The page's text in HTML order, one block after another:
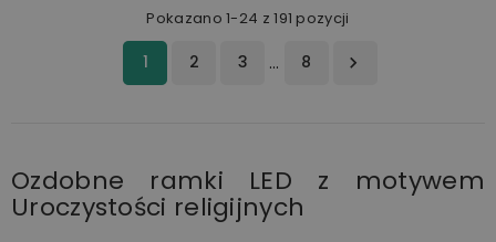
Pokazano 1-24 z 191 pozycji
1 2 3 … 8 
Ozdobne ramki LED z motywem
Uroczystości religijnych